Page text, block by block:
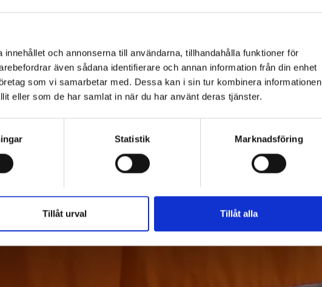
och annonserna till användarna, tillhandahålla funktioner för
även sådana identifierare och annan information från din enhet
som vi samarbetar med. Dessa kan i sin tur kombinera informationen
eller som de har samlat in när du har använt deras tjänster.
Statistik Marknadsföring
Tillåt urval Tillåt alla